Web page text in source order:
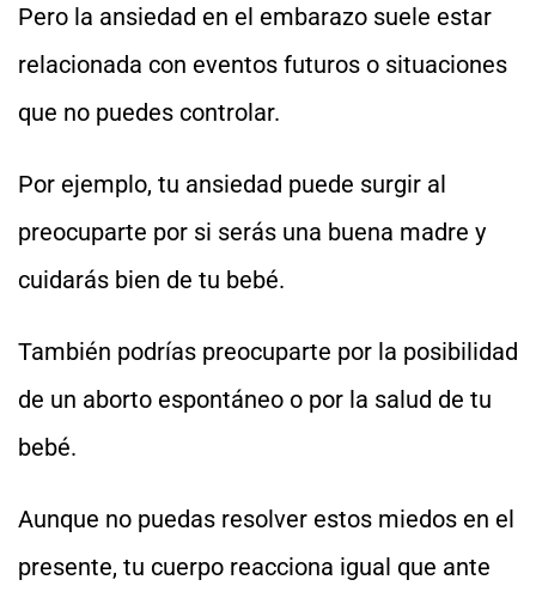
Pero la ansiedad en el embarazo suele estar
relacionada con eventos futuros o situaciones
que no puedes controlar.
Por ejemplo, tu ansiedad puede surgir al
preocuparte por si serás una buena madre y
cuidarás bien de tu bebé.
También podrías preocuparte por la posibilidad
de un aborto espontáneo o por la salud de tu
bebé.
Aunque no puedas resolver estos miedos en el
presente, tu cuerpo reacciona igual que ante